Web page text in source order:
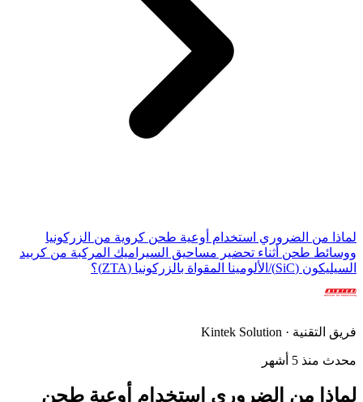
لماذا من الضروري استخدام أوعية طحن كروية من الزركونيا
ووسائط طحن أثناء تحضير مساحيق السيراميك المركبة من كربيد
السيليكون (SiC)/الألومينا المقواة بالزركونيا (ZTA)؟
فريق التقنية · Kintek Solution
محدث منذ 5 أشهر
لماذا من الضروري استخدام أوعية طحن